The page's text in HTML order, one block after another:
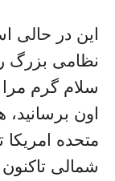
این در حالی
نظامی بزرگ
سلام گرم مرا
اون
متحده
شمالی